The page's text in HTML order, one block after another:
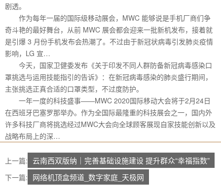
剧透。
作为每年一届的国际级移动展会，MWC 能够说是手机厂商们争
奇斗艳的最好舞台，从前 MWC 展会都会迎来一批新机发布，接着就
是引爆 3 月份手机发布会热潮了。不过由于新冠状病毒引发肺炎疫情
影响，LG 宣…
今天，国家卫健委发布《关于印发不同人群防备新冠病毒感染口
罩挑选与运用技能指引的告诉》：在新冠病毒感染的肺炎盛行期间，
主张挑选正真合适的口罩类型，不过度防护。
一年一度的科技盛事——MWC 2020国际移动大会将于2月24日
在西班牙巴塞罗那举办。作为全国际最隆重的科技展会之一，国内外
许多科技厂商将挑选经过MWC大会向全球顾客展现自家技能创新以及
战略布局上的深…
上一篇: 云南西双版纳｜完善基础设施建设 提升群众“幸福指数”
下一篇: 网络机顶盒频道_数字家庭_天极网